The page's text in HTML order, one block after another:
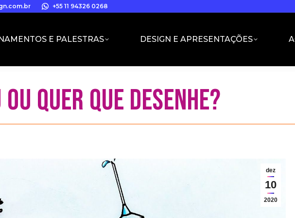
+55 11 94326 0268
E PALESTRAS DESIGN E APRESENTAÇÕES
QUER QUE DESENHE?
dez
10
2020